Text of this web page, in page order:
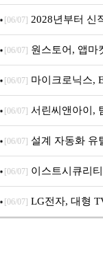
[06/07] 2028년부터 신
[06/07] 원스토어, 앱마
[06/07] 마이크로닉스,
[06/07] 서린씨앤아이,
[06/07] 설계 자동화 유
[06/07] 이스트시큐리
[06/07] LG전자, 대형